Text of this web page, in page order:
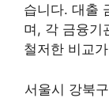
습니다. 대출
며, 각 금융기
철저한 비교
서울시 강북